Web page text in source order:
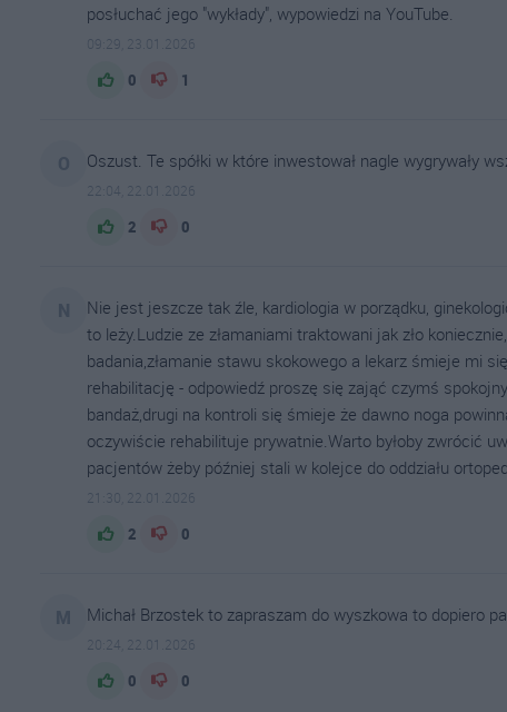
posłuchać jego "wykłady", wypowiedzi na YouTube.
09:29, 23.01.2026
0 1
Oszust. Te spółki w które inwestował nagle wygrywały
22:04, 22.01.2026
2 0
Nie jest jeszcze tak źle, kardiologia w porządku,
to leży.Ludzie ze złamaniami traktowani jak zło
badania,złamanie stawu skokowego a lekarz śmieje mi
rehabilitację - odpowiedź proszę się zająć czymś
bandaż,drugi na kontroli się śmieje że dawno noga
oczywiście rehabilituje prywatnie.Warto byłoby zwrócić
pacjentów żeby później stali w kolejce do oddziału
21:30, 22.01.2026
2 0
Michał Brzostek to zapraszam do wyszkowa to dopiero
20:24, 22.01.2026
0 0